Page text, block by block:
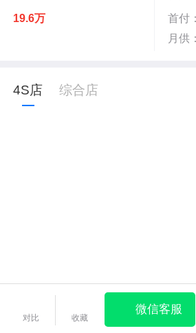
19.6万 首付：
月供：
4S店 综合店
对比 收藏
微信客服